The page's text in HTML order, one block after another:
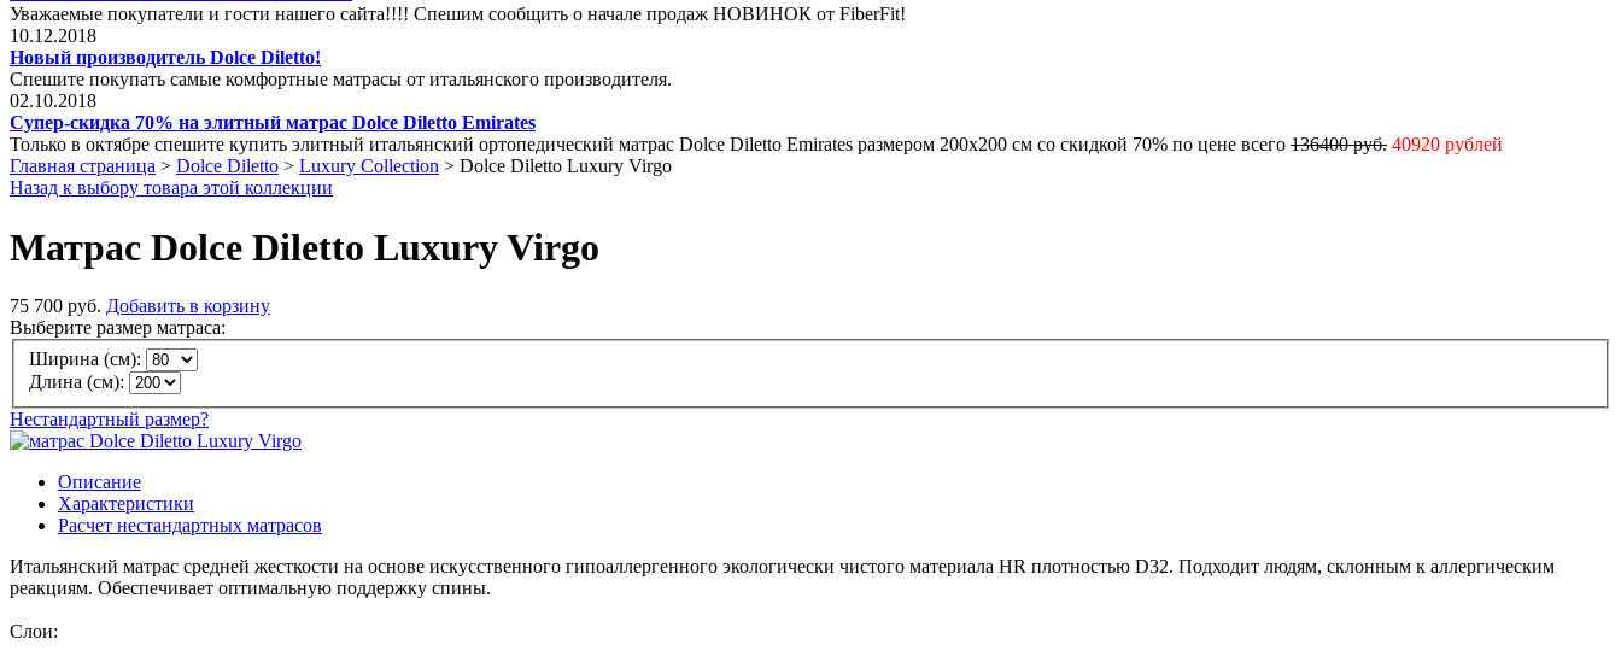
Уважаемые покупатели и гости нашего сайта!!!! Спешим сообщить о начале продаж НОВИНОК от FiberFit!
10.12.2018
Новый производитель Dolce Diletto!
Спешите покупать самые комфортные матрасы от итальянского производителя.
02.10.2018
Супер-скидка 70% на элитный матрас Dolce Diletto Emirates
Только в октябре спешите купить элитный итальянский ортопедический матрас Dolce Diletto Emirates размером 200x200 см со скидкой 70% по цене всего 136400 руб. 40920 рублей
Главная страница > Dolce Diletto > Luxury Collection > Dolce Diletto Luxury Virgo
Назад к выбору товара этой коллекции
Матрас Dolce Diletto Luxury Virgo
75 700 руб. Добавить в корзину
Выберите размер матраса:
Ширина (см):
Длина (см):
Нестандартный размер?
Описание
Характеристики
Расчет нестандартных матрасов
Итальянский матрас средней жесткости на основе искусственного гипоаллергенного экологически чистого материала HR плотностью D32. Подходит людям, склонным к аллергическим
реакциям. Обеспечивает оптимальную поддержку спины.
Слои: